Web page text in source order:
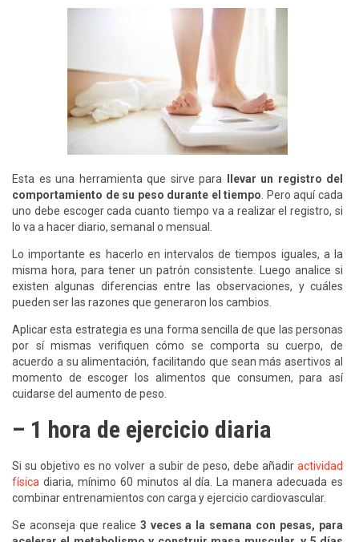
Esta es una herramienta que sirve para
llevar un registro del
comportamiento de su peso durante el tiempo . Pero aquí cada
uno debe escoger cada cuanto tiempo va a realizar el registro, si
lo va a hacer diario, semanal o mensual.
Lo importante es hacerlo en intervalos de tiempos iguales, a la
misma hora, para tener un patrón consistente. Luego analice si
existen algunas diferencias entre las observaciones, y cuáles
pueden ser las razones que generaron los cambios.
Aplicar esta estrategia es una forma sencilla de que las personas
por sí mismas verifiquen cómo se comporta su cuerpo, de
acuerdo a su alimentación, facilitando que sean más asertivos al
momento de escoger los alimentos que consumen, para así
cuidarse del aumento de peso.
– 1 hora de ejercicio diaria
Si su objetivo es no volver a subir de peso, debe añadir actividad
física diaria, mínimo 60 minutos al día. La manera adecuada es
combinar entrenamientos con carga y ejercicio cardiovascular.
Se aconseja que realice 3 veces a la semana con pesas, para